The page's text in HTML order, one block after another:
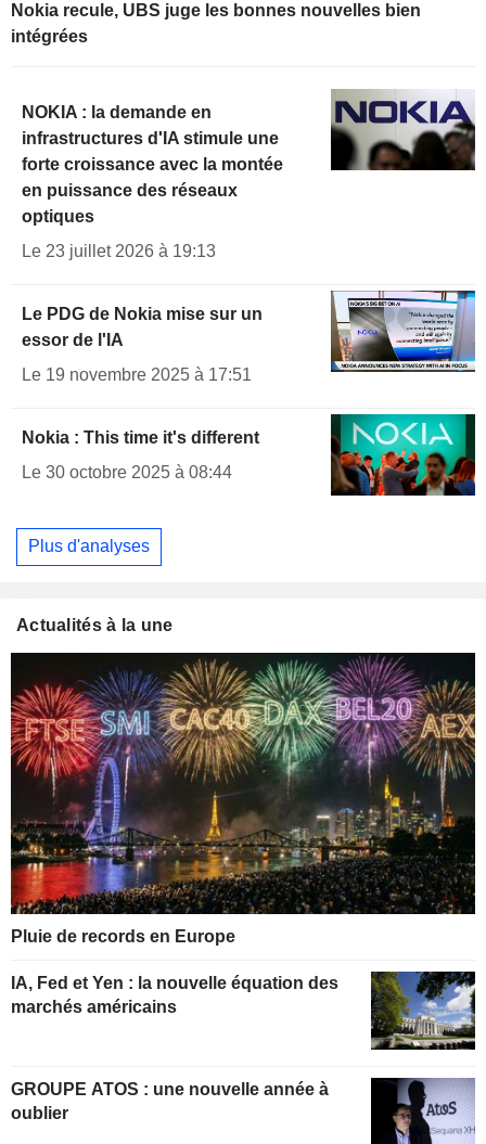
Nokia recule, UBS juge les bonnes nouvelles bien
intégrées
NOKIA : la demande en
infrastructures d'IA stimule une
forte croissance avec la montée
en puissance des réseaux
optiques
Le 23 juillet 2026 à 19:13
Le PDG de Nokia mise sur un
essor de l'IA
Le 19 novembre 2025 à 17:51
Nokia : This time it's different
Le 30 octobre 2025 à 08:44
Plus d'analyses
Actualités à la une
Pluie de records en Europe
IA, Fed et Yen : la nouvelle équation des
marchés américains
GROUPE ATOS : une nouvelle année à
oublier